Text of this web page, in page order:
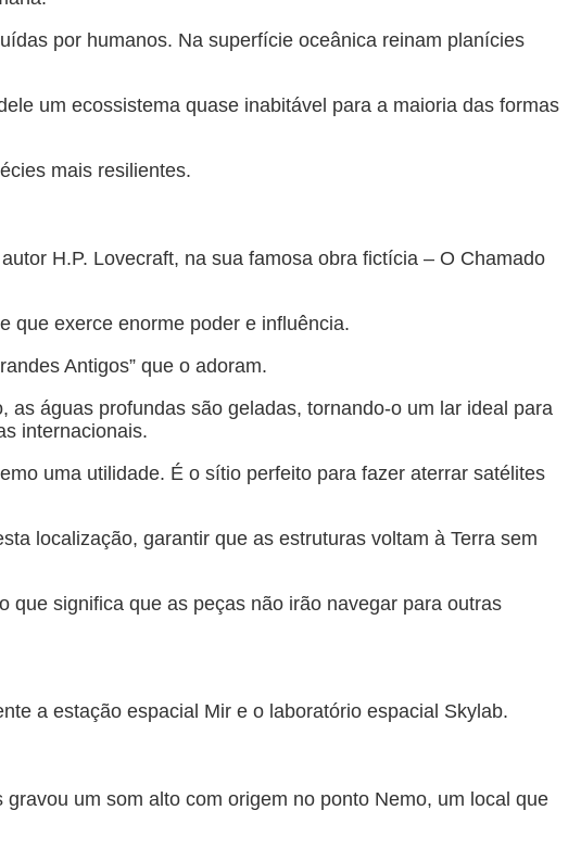
por humanos. Na superfície oceânica reinam planícies
um ecossistema quase inabitável para a maioria das formas
mais resilientes.
H.P. Lovecraft, na sua famosa obra fictícia – O Chamado
que exerce enorme poder e influência.
Antigos” que o adoram.
águas profundas são geladas, tornando-o um lar ideal para
internacionais.
uma utilidade. É o sítio perfeito para fazer aterrar satélites
localização, garantir que as estruturas voltam à Terra sem
significa que as peças não irão navegar para outras
a estação espacial Mir e o laboratório espacial Skylab.
um som alto com origem no ponto Nemo, um local que